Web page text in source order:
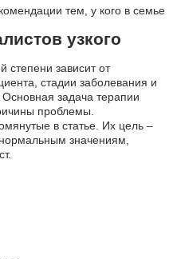
тем, у кого в семье
узкого
степени зависит от
стадии заболевания и
задача терапии
проблемы.
в статье. Их цель –
значениям,